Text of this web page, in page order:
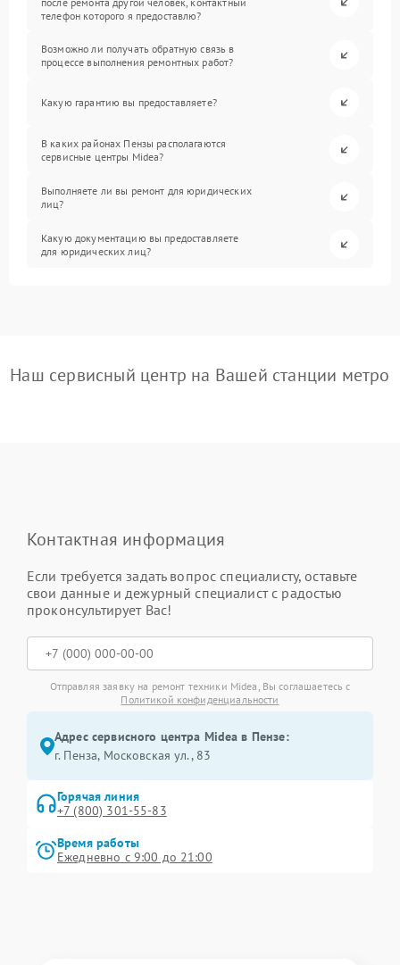
телефон которого я предоставлю?
Возможно ли получать обратную связь в
процессе выполнения ремонтных работ?
Какую гарантию вы предоставляете?
В каких районах Пензы располагаются
сервисные центры Midea?
Выполняете ли вы ремонт для юридических
лиц?
Какую документацию вы предоставляете
для юридических лиц?
Наш сервисный центр на Вашей станции метро
Контактная информация
Если требуется задать вопрос специалисту, оставьте
свои данные и дежурный специалист с радостью
проконсультирует Вас!
Отправляя заявку на ремонт техники Midea, Вы соглашаетесь с
Политикой конфиденциальности
Адрес сервисного центра Midea в Пензе:
г. Пенза, Московская ул., 83
Горячая линия
+7 (800) 301-55-83
Время работы
Ежедневно с 9:00 до 21:00